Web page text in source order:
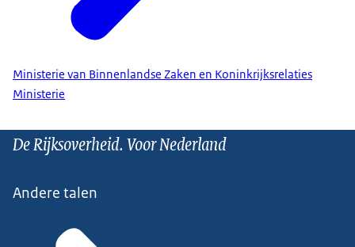
Ministerie van Binnenlandse Zaken en Koninkrijksrelaties
Ministerie
De Rijksoverheid. Voor Nederland
Andere talen